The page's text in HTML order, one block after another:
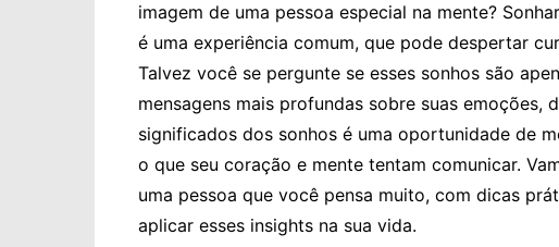
imagem de uma pessoa especial na mente?
é uma experiência comum, que pode despertar
Talvez você se pergunte se esses sonhos são
mensagens mais profundas sobre suas emoções,
significados dos sonhos é uma oportunidade de
o que seu coração e mente tentam comunicar.
uma pessoa que você pensa muito, com dicas
aplicar esses insights na sua vida.